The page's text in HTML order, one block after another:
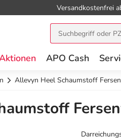
Versandkostenfrei
APO Cash
Allevyn Heel Schaumstoff